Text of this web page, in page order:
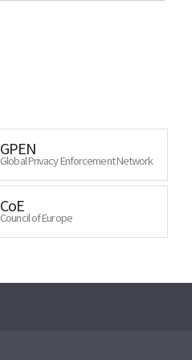
GPEN
Global Privacy Enforcement Network
CoE
Council of Europe